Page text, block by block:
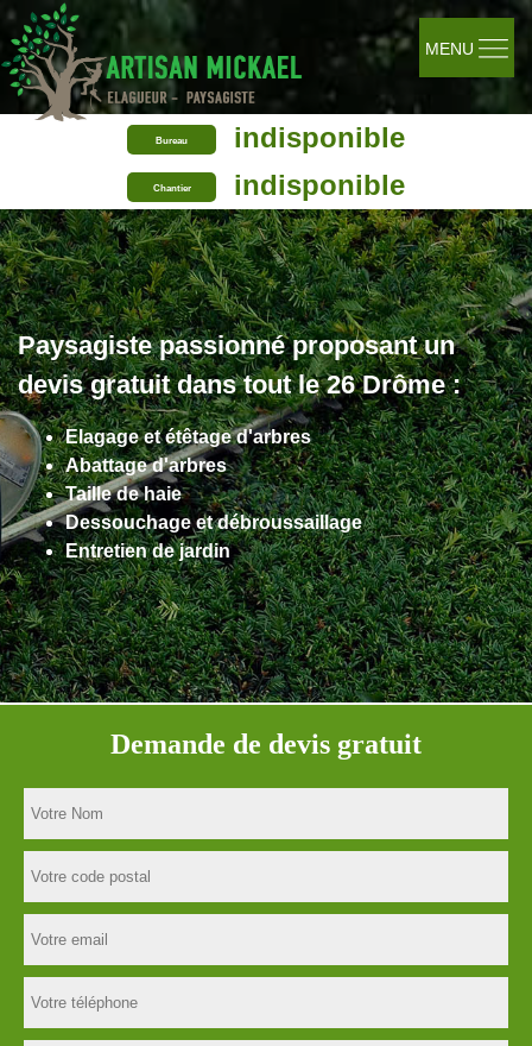
Bureau indisponible
Chantier indisponible
MENU
Paysagiste passionné proposant un
devis gratuit dans tout le 26 Drôme :
Elagage et étêtage d'arbres
Abattage d'arbres
Taille de haie
Dessouchage et débroussaillage
Entretien de jardin
Demande de devis gratuit